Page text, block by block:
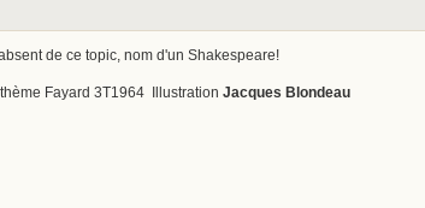
de ce topic, nom d'un Shakespeare!
Fayard 3T1964 Illustration Jacques Blondeau